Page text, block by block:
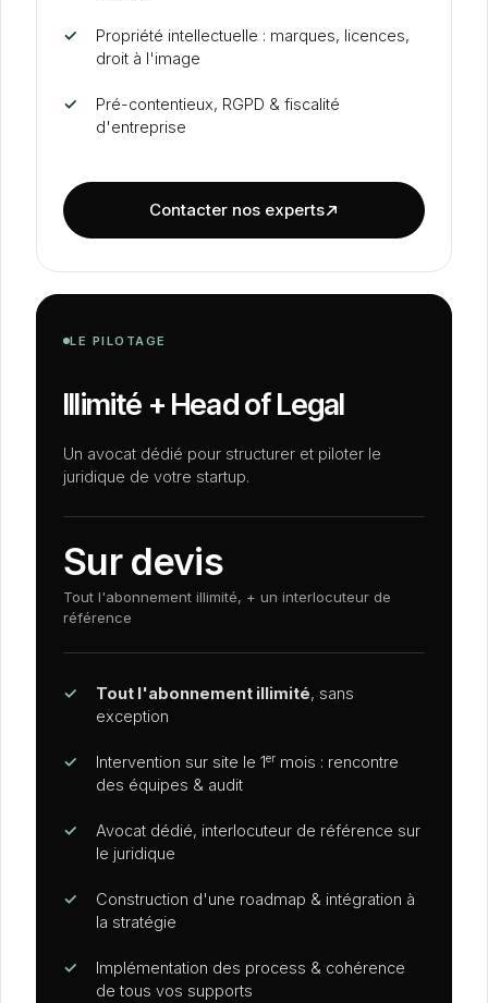
✓
Propriété intellectuelle : marques, licences,
droit à l'image
✓ Pré-contentieux, RGPD & fiscalité
d'entreprise
Contacter nos experts
LE PILOTAGE
Illimité + Head of Legal
Un avocat dédié pour structurer et piloter le
juridique de votre startup.
Sur devis
Tout l'abonnement illimité, + un interlocuteur de
référence
✓ Tout l'abonnement illimité, sans
exception
✓ Intervention sur site le 1er mois : rencontre
des équipes & audit
✓
Avocat dédié, interlocuteur de référence sur
le juridique
✓ Construction d'une roadmap & intégration à
la stratégie
✓ Implémentation des process & cohérence
de tous vos supports